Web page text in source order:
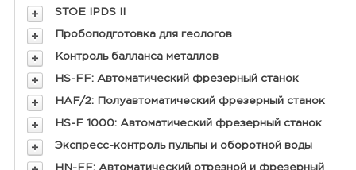
STOE IPDS II
Пробоподготовка для геологов
Контроль балланса металлов
HS-FF: Автоматический фрезерный станок
HAF/2: Полуавтоматический фрезерный станок
HS-F 1000: Автоматический фрезерный станок
Экспресс-контроль пульпы и оборотной воды
HN-FF: Автоматический отрезной и фрезерный